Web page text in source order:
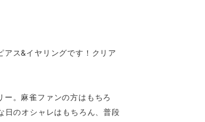
ス&イヤリングです！クリア
。麻雀ファンの方はもちろ
日のオシャレはもちろん、普段